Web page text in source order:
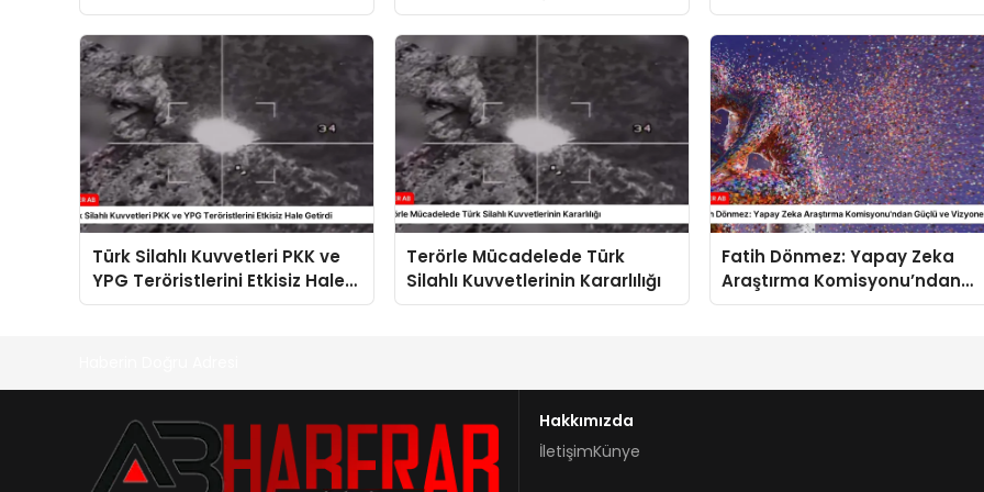
Sonuna Kadar İşliyor
Sonuna Kadar İşliyor”
Zelenskiy Arasındaki
Türk Silahlı Kuvvetleri PKK ve
YPG Teröristlerini Etkisiz Hale
Getirdi
Terörle Mücadelede Türk
Silahlı Kuvvetlerinin Kararlılığı
Fatih Dönmez: Yapay Zeka
Araştırma Komisyonu’ndan
Güçlü ve Vizyoner Adımlar
Hakkımızda
İletişimKünye